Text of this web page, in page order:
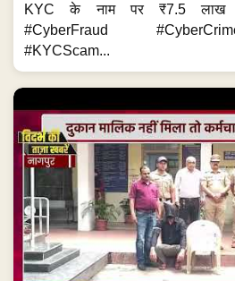
KYC के नाम पर ₹7.5 लाख
#CyberFraud
#KYCScam...